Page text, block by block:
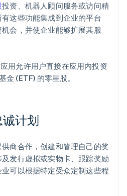
投资、机器人顾问服务或访问精
这些功能集成到企业的平台
会，并使企业能够扩展其服
用允许用户直接在应用内投资
金 (ETF) 的零星股。
计划
商合作，创建和管理自己的奖
发行虚拟或实物卡、跟踪奖励
可以根据特定受众定制这些程